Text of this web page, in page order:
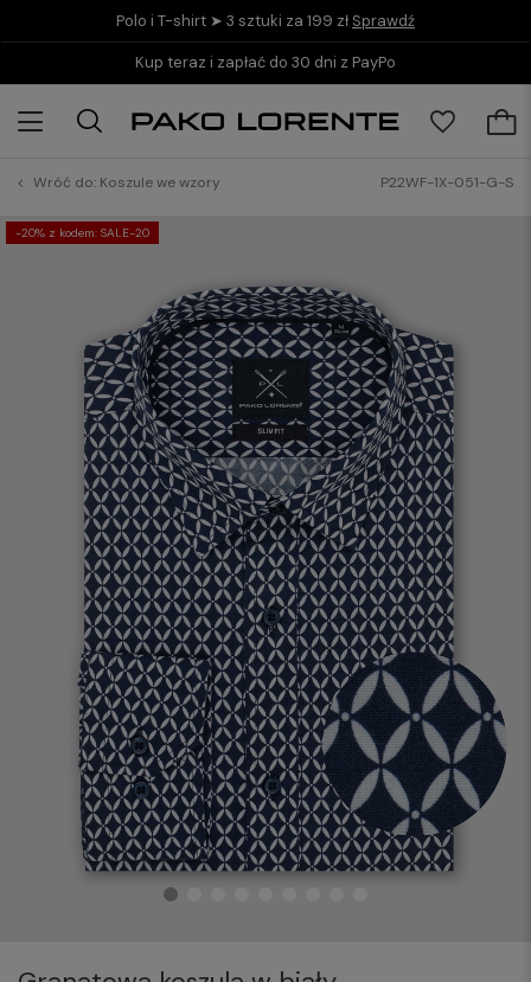
Polo i T-shirt ➤ 3 sztuki za 199 zł Sprawdź
Kup teraz i zapłać do 30 dni z PayPo
Wróć do: Koszule we wzory P22WF-1X-051-G-S
-20% z kodem: SALE-20